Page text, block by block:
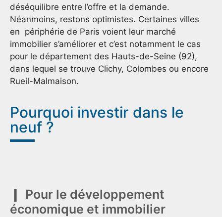
déséquilibre entre l’offre et la demande.
Néanmoins, restons optimistes. Certaines villes
en périphérie de Paris voient leur marché
immobilier s’améliorer et c’est notamment le cas
pour le département des Hauts-de-Seine (92),
dans lequel se trouve Clichy, Colombes ou encore
Rueil-Malmaison.
Pourquoi investir dans le
neuf ?
Pour le développement
économique et immobilier